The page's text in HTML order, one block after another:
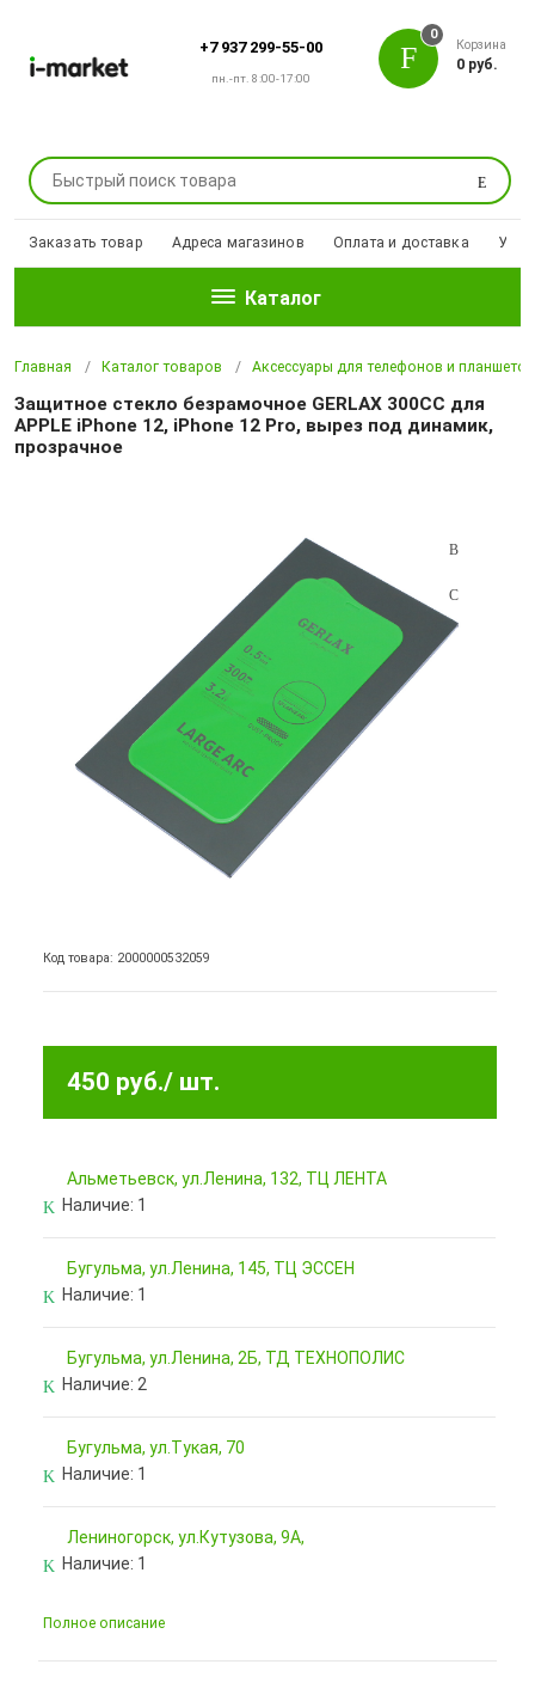
+7 937 299-55-00
пн.-пт. 8:00-17:00
Поиск
0
Корзина
0 руб.
Заказать товар Адреса магазинов Оплата и доставка
Каталог
Главная Каталог товаров Аксессуары для телефонов и планшетов
Защитное стекло безрамочное GERLAX 300CC для
APPLE iPhone 12, iPhone 12 Pro, вырез под динамик,
прозрачное
Код товара: 2000000532059
450 руб./ шт.
Альметьевск, ул.Ленина, 132, ТЦ ЛЕНТА
Наличие: 1
Бугульма, ул.Ленина, 145, ТЦ ЭССЕН
Наличие: 1
Бугульма, ул.Ленина, 2Б, ТД ТЕХНОПОЛИС
Наличие: 2
Бугульма, ул.Тукая, 70
Наличие: 1
Лениногорск, ул.Кутузова, 9А,
Наличие: 1
Полное описание